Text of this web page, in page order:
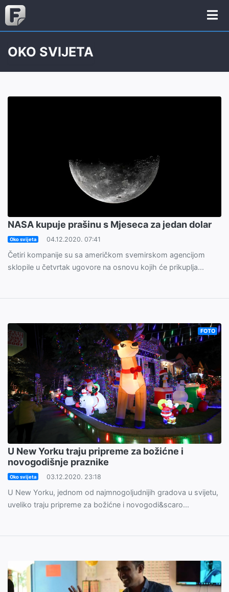
OKO SVIJETA
NASA kupuje prašinu s Mjeseca za jedan dolar
Oko svijeta 04.12.2020. 07:41
Četiri kompanije su sa američkom svemirskom agencijom
sklopile u četvrtak ugovore na osnovu kojih će prikuplja...
FOTO
U New Yorku traju pripreme za božićne i
novogodišnje praznike
Oko svijeta 03.12.2020. 23:18
U New Yorku, jednom od najmnogoljudnijih gradova u svijetu,
uveliko traju pripreme za božićne i novogodi&scaro...